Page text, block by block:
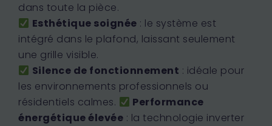
dans toute la pièce.
Esthétique soignée : le système est
intégré dans le plafond, laissant seulement
une grille visible.
Silence de fonctionnement : idéale pour
les environnements professionnels ou
résidentiels calmes.
Performance
énergétique élevée : la technologie inverter